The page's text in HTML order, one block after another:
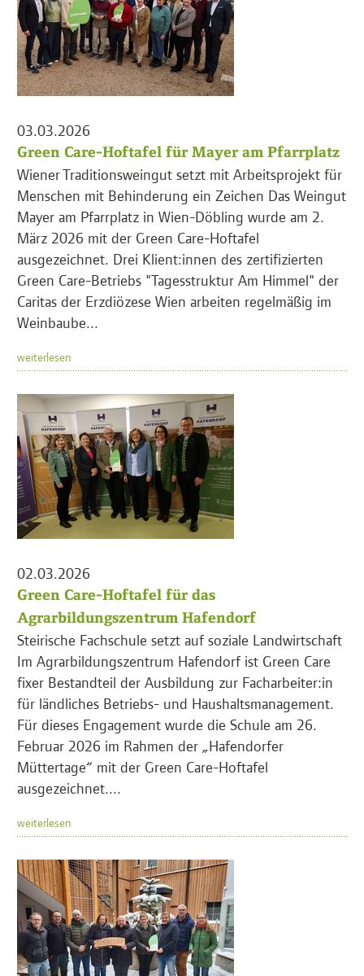
03.03.2026
Green Care-Hoftafel für Mayer am Pfarrplatz
Wiener Traditionsweingut setzt mit Arbeitsprojekt für
Menschen mit Behinderung ein Zeichen Das Weingut
Mayer am Pfarrplatz in Wien-Döbling wurde am 2.
März 2026 mit der Green Care-Hoftafel
ausgezeichnet. Drei Klient:innen des zertifizierten
Green Care-Betriebs "Tagesstruktur Am Himmel" der
Caritas der Erzdiözese Wien arbeiten regelmäßig im
Weinbaube...
weiterlesen
02.03.2026
Green Care-Hoftafel für das
Agrarbildungszentrum Hafendorf
Steirische Fachschule setzt auf soziale Landwirtschaft
Im Agrarbildungszentrum Hafendorf ist Green Care
fixer Bestandteil der Ausbildung zur Facharbeiter:in
für ländliches Betriebs- und Haushaltsmanagement.
Für dieses Engagement wurde die Schule am 26.
Februar 2026 im Rahmen der „Hafendorfer
Müttertage“ mit der Green Care-Hoftafel
ausgezeichnet....
weiterlesen